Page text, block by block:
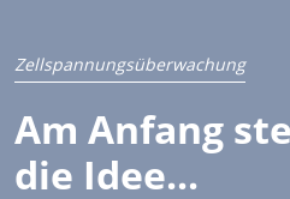
Zellspannungsüberwachung
Am Anfang
die Idee...